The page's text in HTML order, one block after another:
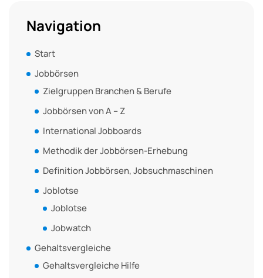
Navigation
Start
Jobbörsen
Zielgruppen Branchen & Berufe
Jobbörsen von A – Z
International Jobboards
Methodik der Jobbörsen-Erhebung
Definition Jobbörsen, Jobsuchmaschinen
Joblotse
Joblotse
Jobwatch
Gehaltsvergleiche
Gehaltsvergleiche Hilfe